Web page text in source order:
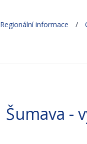
Regionální informace
Šumava -